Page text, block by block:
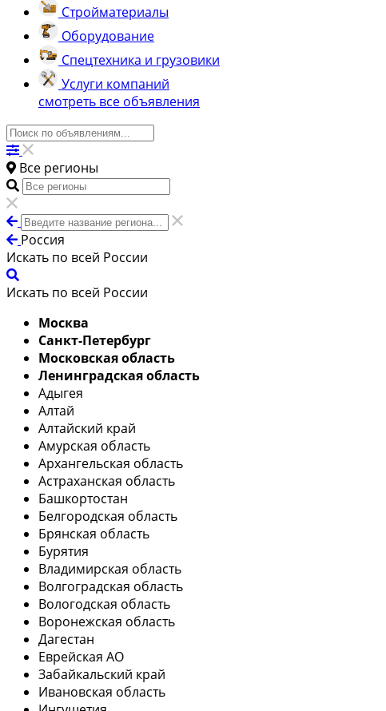
Стройматериалы
Оборудование
Спецтехника и грузовики
Услуги компаний
смотреть все объявления
Все регионы
Россия
Искать по всей России
Искать по всей России
Москва
Санкт-Петербург
Московская область
Ленинградская область
Адыгея
Алтай
Алтайский край
Амурская область
Архангельская область
Астраханская область
Башкортостан
Белгородская область
Брянская область
Бурятия
Владимирская область
Волгоградская область
Вологодская область
Воронежская область
Дагестан
Еврейская АО
Забайкальский край
Ивановская область